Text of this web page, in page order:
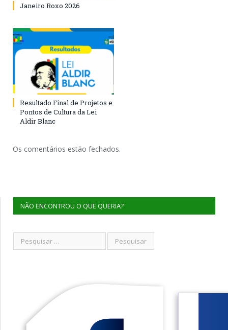
Janeiro Roxo 2026
Resultado Final de Projetos e
Pontos de Cultura da Lei
Aldir Blanc
Os comentários estão fechados.
NÃO ENCONTROU O QUE QUERIA?